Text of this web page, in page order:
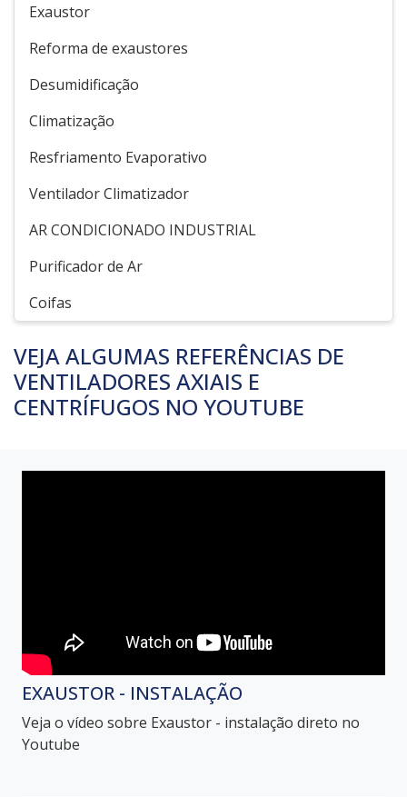
Exaustor
Reforma de exaustores
Desumidificação
Climatização
Resfriamento Evaporativo
Ventilador Climatizador
AR CONDICIONADO INDUSTRIAL
Purificador de Ar
Coifas
VEJA ALGUMAS REFERÊNCIAS DE
VENTILADORES AXIAIS E
CENTRÍFUGOS NO YOUTUBE
EXAUSTOR - INSTALAÇÃO
Veja o vídeo sobre Exaustor - instalação direto no
Youtube